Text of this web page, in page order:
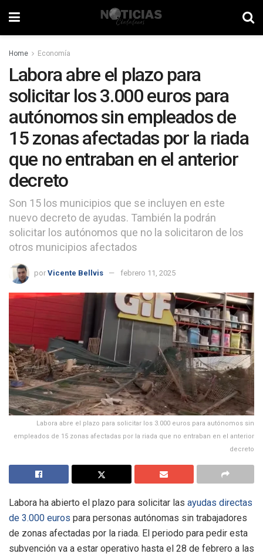
Home Economía
Labora abre el plazo para
solicitar los 3.000 euros para
autónomos sin empleados de
15 zonas afectadas por la riada
que no entraban en el anterior
decreto
Son 15 los municipios que se incluyen en este
nuevo decreto de ayudas. También la podrán
solicitar los autónomos que no la solicitaron de los
otros municipios afectados
por Vicente Bellvis febrero 11, 2025
Labora abre el plazo para solicitar los 3.000 euros para autónomos sin
empleados de 15 zonas afectadas por la riada que no entraban en el anterior
decreto
Labora ha abierto el plazo para solicitar las ayudas directas
de 3.000 euros para personas autónomas sin trabajadores
de zonas afectadas por la riada. El periodo para pedir esta
subvención va a estar operativo hasta el 28 de febrero a las